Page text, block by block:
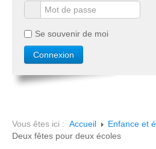
Se souvenir de moi
Vous êtes ici : Accueil
Enfance et
Deux fêtes pour deux écoles